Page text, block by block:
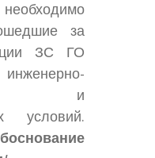
за
ЗС ГО
и
условий.